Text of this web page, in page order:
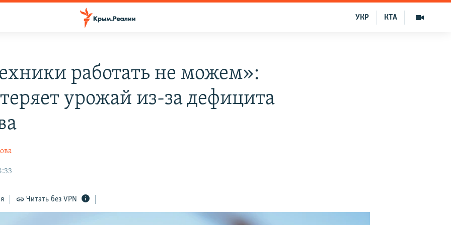
КТА
УКР
работать не можем»:
урожай из-за дефицита
Читать без VPN